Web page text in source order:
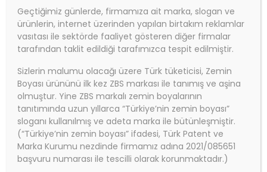
Anasayfa Referanslarımız
Referanslarımız
Geçtiğimiz günlerde, firmamıza ait marka, slogan ve
ürünlerin, internet üzerinden yapılan birtakım reklamlar
vasıtası ile sektörde faaliyet gösteren diğer firmalar
tarafından taklit edildiği tarafımızca tespit edilmiştir.
Sizlerin malumu olacağı üzere Türk tüketicisi, Zemin
Boyası ürününü ilk kez ZBS markası ile tanımış ve aşina
olmuştur. Yine ZBS markalı zemin boyalarının
tanıtımında uzun yıllarca “Türkiye’nin zemin boyası”
sloganı kullanılmış ve adeta marka ile bütünleşmiştir.
(“Türkiye’nin zemin boyası” ifadesi, Türk Patent ve
Marka Kurumu nezdinde firmamız adına 2021/085651
başvuru numarası ile tescilli olarak korunmaktadır.)